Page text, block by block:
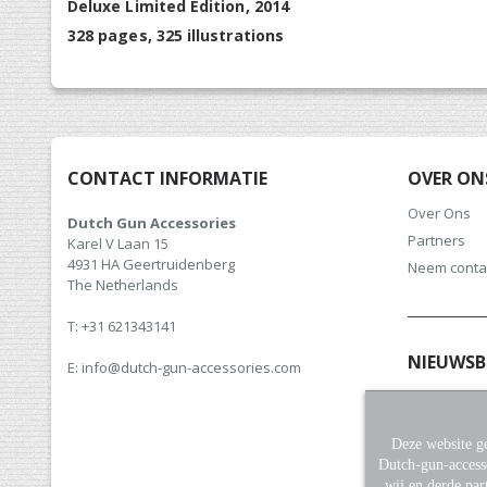
Deluxe Limited Edition, 2014
328 pages, 325 illustrations
CONTACT INFORMATIE
Dutch Gun Accessories
Karel V Laan 15
4931 HA Geertruidenberg
The Netherlands
T: +31 621343141
E: info@dutch-gun-accessories.com
OVER
Over Ons
Partners
Neem
hoogte
Deze website
Dutch-gun-